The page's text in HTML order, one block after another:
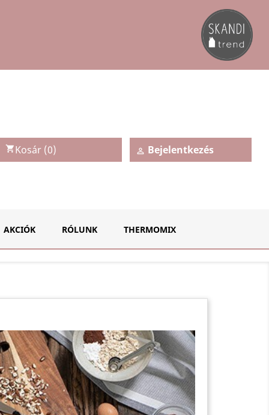
shopping_cartKosár (0)  Bejelentkezés
AKCIÓK RÓLUNK THERMOMIX